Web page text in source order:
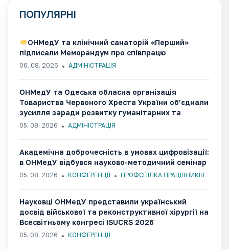
ПОПУЛЯРНІ
ОНМедУ та клінічний санаторій «Перший»
підписали Меморандум про співпрацю
06. 08. 2026 АДМІНІСТРАЦІЯ
ОНМедУ та Одеська обласна організація
Товариства Червоного Хреста України об’єднали
зусилля заради розвитку гуманітарних та
медико-соціальних ініціатив
05. 08. 2026 АДМІНІСТРАЦІЯ
Академічна доброчесність в умовах цифровізації:
в ОНМедУ відбувся науково-методичний семінар
05. 08. 2026 КОНФЕРЕНЦІЇ ПРОФСПІЛКА ПРАЦІВНИКІВ
Науковці ОНМедУ представили український
досвід військової та реконструктивної хірургії на
Всесвітньому конгресі ISUCRS 2026
05. 08. 2026 КОНФЕРЕНЦІЇ